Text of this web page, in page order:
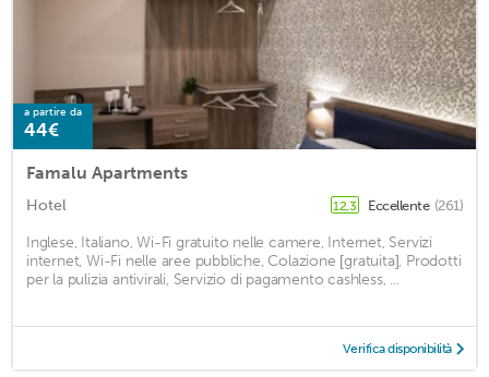
a partire da
44€
Famalu Apartments
Hotel 12,3 Eccellente (261)
Inglese, Italiano, Wi-Fi gratuito nelle camere, Internet, Servizi
internet, Wi-Fi nelle aree pubbliche, Colazione [gratuita], Prodotti
per la pulizia antivirali, Servizio di pagamento cashless, ...
Verifica disponibilità